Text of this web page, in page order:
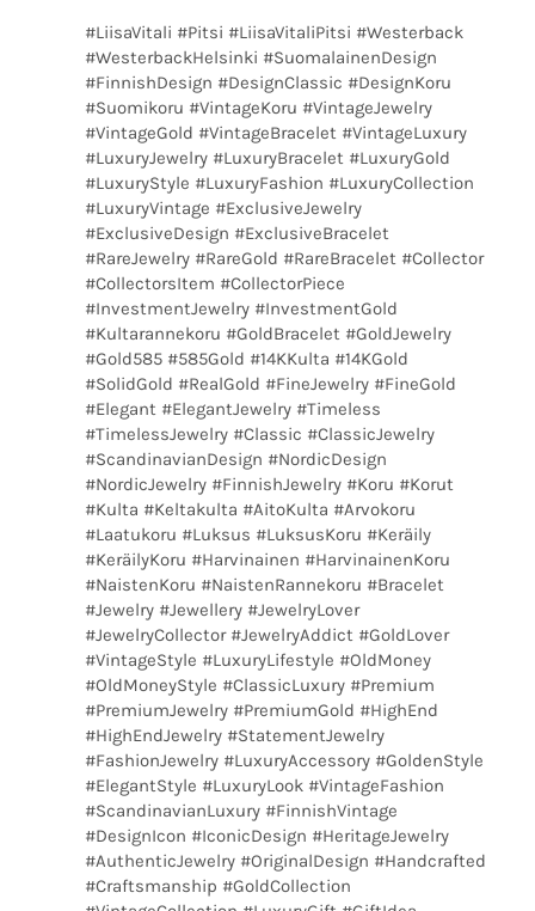
#LiisaVitali #Pitsi #LiisaVitaliPitsi #Westerback
#WesterbackHelsinki #SuomalainenDesign
#FinnishDesign #DesignClassic #DesignKoru
#Suomikoru #VintageKoru #VintageJewelry
#VintageGold #VintageBracelet #VintageLuxury
#LuxuryJewelry #LuxuryBracelet #LuxuryGold
#LuxuryStyle #LuxuryFashion #LuxuryCollection
#LuxuryVintage #ExclusiveJewelry
#ExclusiveDesign #ExclusiveBracelet
#RareJewelry #RareGold #RareBracelet #Collector
#CollectorsItem #CollectorPiece
#InvestmentJewelry #InvestmentGold
#Kultarannekoru #GoldBracelet #GoldJewelry
#Gold585 #585Gold #14KKulta #14KGold
#SolidGold #RealGold #FineJewelry #FineGold
#Elegant #ElegantJewelry #Timeless
#TimelessJewelry #Classic #ClassicJewelry
#ScandinavianDesign #NordicDesign
#NordicJewelry #FinnishJewelry #Koru #Korut
#Kulta #Keltakulta #AitoKulta #Arvokoru
#Laatukoru #Luksus #LuksusKoru #Keräily
#KeräilyKoru #Harvinainen #HarvinainenKoru
#NaistenKoru #NaistenRannekoru #Bracelet
#Jewelry #Jewellery #JewelryLover
#JewelryCollector #JewelryAddict #GoldLover
#VintageStyle #LuxuryLifestyle #OldMoney
#OldMoneyStyle #ClassicLuxury #Premium
#PremiumJewelry #PremiumGold #HighEnd
#HighEndJewelry #StatementJewelry
#FashionJewelry #LuxuryAccessory #GoldenStyle
#ElegantStyle #LuxuryLook #VintageFashion
#ScandinavianLuxury #FinnishVintage
#DesignIcon #IconicDesign #HeritageJewelry
#AuthenticJewelry #OriginalDesign #Handcrafted
#Craftsmanship #GoldCollection